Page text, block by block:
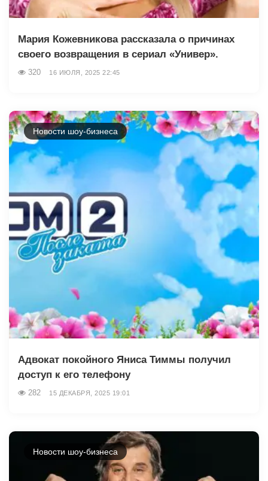
Мария Кожевникова рассказала о причинах
своего возвращения в сериал «Универ».
320 16 ИЮЛЯ, 2025 22:45
Новости шоу-бизнеса
Адвокат покойного Яниса Тиммы получил
доступ к его телефону
282 15 ДЕКАБРЯ, 2025 19:01
Новости шоу-бизнеса